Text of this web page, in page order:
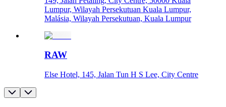
Lumpur, Wilayah Persekutuan Kuala Lumpur,
Malásia, Wilayah Persekutuan, Kuala Lumpur
RAW
Else Hotel, 145, Jalan Tun H S Lee, City Centre